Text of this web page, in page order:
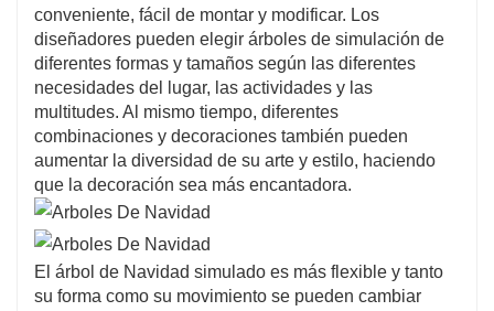
conveniente, fácil de montar y modificar. Los
diseñadores pueden elegir árboles de simulación de
diferentes formas y tamaños según las diferentes
necesidades del lugar, las actividades y las
multitudes. Al mismo tiempo, diferentes
combinaciones y decoraciones también pueden
aumentar la diversidad de su arte y estilo, haciendo
que la decoración sea más encantadora.
El árbol de Navidad simulado es más flexible y tanto
su forma como su movimiento se pueden cambiar